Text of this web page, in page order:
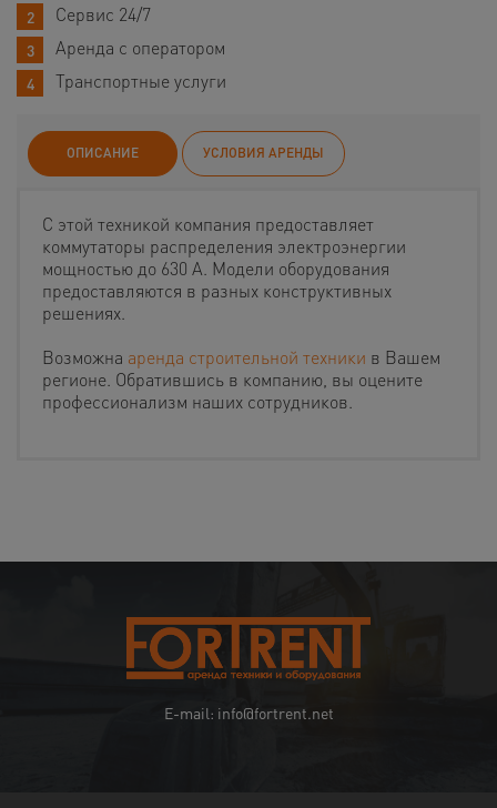
Сервис 24/7
Аренда с оператором
Транспортные услуги
ОПИСАНИЕ УСЛОВИЯ АРЕНДЫ
С этой техникой компания предоставляет
коммутаторы распределения электроэнергии
мощностью до 630 А. Модели оборудования
предоставляются в разных конструктивных
решениях.
Возможна аренда строительной техники в Вашем
регионе. Обратившись в компанию, вы оцените
профессионализм наших сотрудников.
E-mail: info@fortrent.net